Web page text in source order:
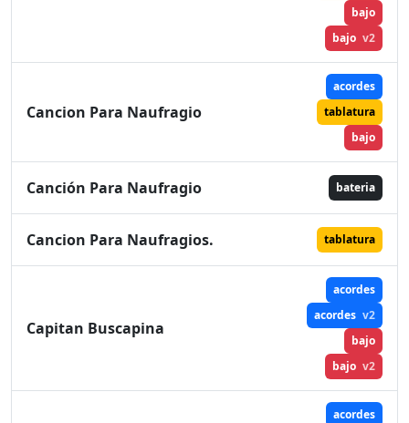
bajo
bajo v2
Cancion Para Naufragio
acordes
tablatura
bajo
Canción Para Naufragio bateria
Cancion Para Naufragios. tablatura
Capitan Buscapina
acordes
acordes v2
bajo
bajo v2
acordes